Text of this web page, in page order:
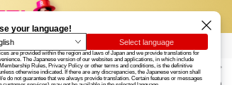
楽天グループ カード
お知らせ ヘルプ